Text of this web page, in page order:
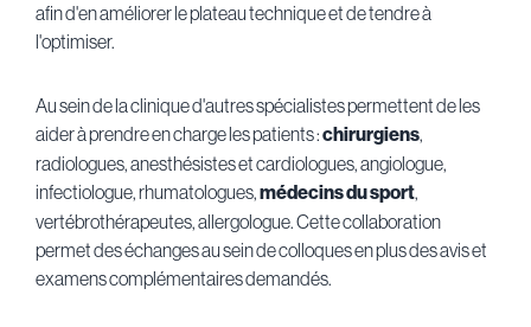
afin d'en améliorer le plateau technique et de tendre à
l'optimiser.
Au sein de la clinique d'autres spécialistes permettent de les
aider à prendre en charge les patients :chirurgiens,
radiologues, anesthésistes et cardiologues, angiologue,
infectiologue, rhumatologues,médecins du sport,
vertébrothérapeutes, allergologue. Cette collaboration
permet des échanges au sein de colloques en plus des avis et
examens complémentaires demandés.